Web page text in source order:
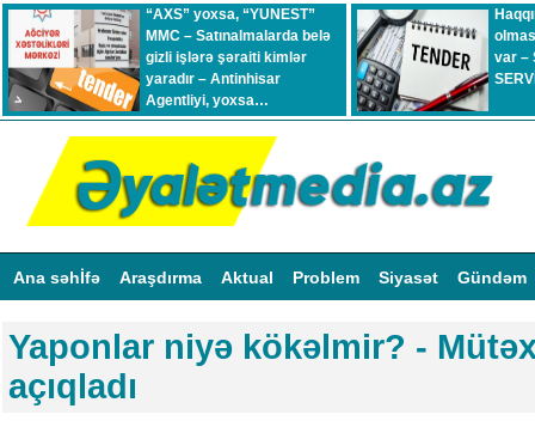
“AXS” yoxsa, “YUNEST”
MMC – Satınalmalarda belə
gizli işlərə şəraiti kimlər
yaradır – Antinhisar
Agentliyi, yoxsa…
var –
Ana səhİfə Araşdırma Aktual Problem Siyasət Gündəm
Yaponlar niyə kökəlmir? -
açıqladı